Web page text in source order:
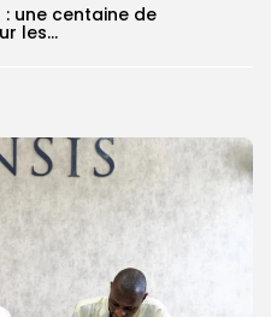
une centaine de
les...